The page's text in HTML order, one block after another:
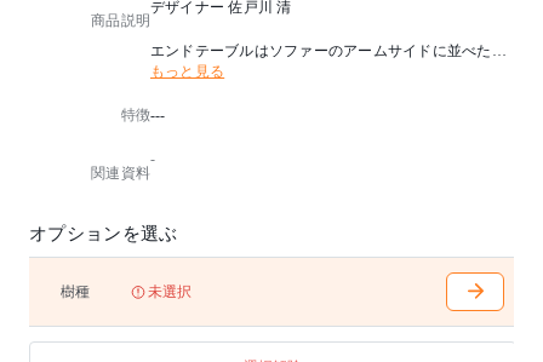
商品説明
デザイナー 佐戸川 清
エンドテーブルはソファーのアームサイドに並べたり
、同デザインで高さの異なるセンターテーブルと組み
天板と脚の接合などディテールに趣味性が表れた無垢
※テーブル天板はランダムマッチです。
もっと見る
特徴---
関連資料
-
オプションを選ぶ
樹種 未選択